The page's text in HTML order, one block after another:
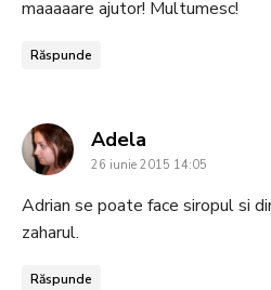
maaaaare ajutor! Multumesc!
Răspunde
Adela
26 iunie 2015 14:05
Adrian se poate face siropul si
zaharul.
Răspunde